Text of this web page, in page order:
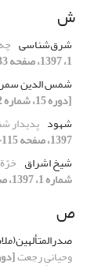
ش
شرق‌شناسی
1، 1397، صفحه 233-260]
شمس الدین
[دوره 15، شماره 2، 1397، صفحه 113-134]
شهود پدیدار
1397، صفحه 115-125]
شیخ اشراق
شماره 1، 1397، صفحه 27-46]
ص
وحیانیِ رجعت[دوره 15، شماره